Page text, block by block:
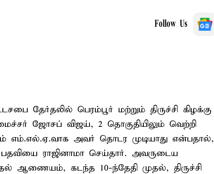
Follow Us
தேர்தலில் பெரம்பூர் மற்றும் திருச்சி கிழக்கு
ஜோசப் விஜய், 2 தொகுதியிலும் வெற்றி
எம்.எல்.ஏ.வாக அவர் தொடர முடியாது என்பதால்,
பதவியை ராஜினாமா செய்தார். அவருடைய
ஆணையம், கடந்த 10-ந்தேதி முதல், திருச்சி